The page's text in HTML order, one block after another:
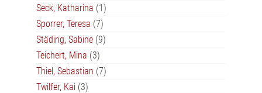
Seck, Katharina (1)
Sporrer, Teresa (7)
Städing, Sabine (9)
Teichert, Mina (3)
Thiel, Sebastian (7)
Twilfer, Kai (3)